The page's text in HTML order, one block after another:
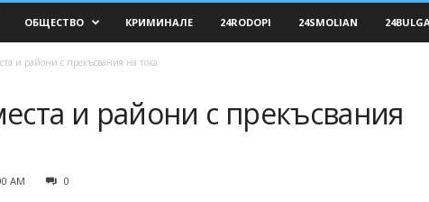
ОБЩЕСТВО КРИМИНАЛЕ 24RODOPI 24SMOLIAN
и райони с прекъсвания на тока
и райони с прекъсвания
AM 0